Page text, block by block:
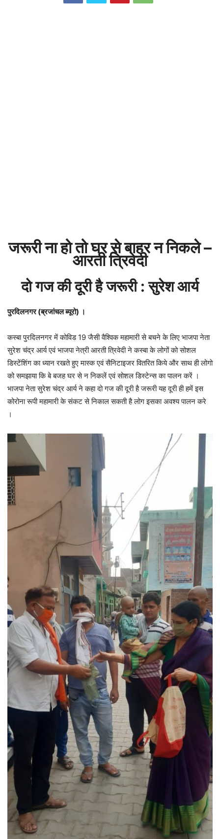
जरूरी ना हो तो घर से बाहर न निकले –
आरती त्रिवेदी
दो गज की दूरी है जरूरी : सुरेश आर्य
पुरदिलनगर (ब्रजांचल ब्यूरो) ।
कस्बा पुरदिलनगर में कोविड 19 जैसी वैश्विक महामारी से बचने के लिए भाजपा नेता
सुरेश चंद्र आर्य एवं भाजपा नेत्री आरती त्रिवेदी ने कस्बा के लोगों को सोशल
डिस्टेंशिंग का ध्यान रखते हुए मास्क एवं सैनिटाइजर वितरित किये और साथ ही लोगो
को समझाया कि बे बजह घर से न निकलें एवं सोशल डिस्टेन्स का पालन करें ।
भाजपा नेता सुरेश चंद्र आर्य ने कहा दो गज की दूरी है जरूरी यह दूरी ही हमें इस
कोरोना रूपी महामारी के संकट से निकाल सकती है लोग इसका अवश्य पालन करे
।